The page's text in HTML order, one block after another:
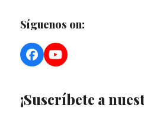
Síguenos on:
Facebook
YouTube
¡Suscríbete a